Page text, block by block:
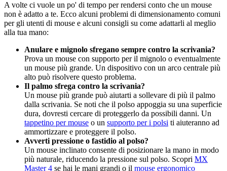
A volte ci vuole un po' di tempo per rendersi conto che un mouse
non è adatto a te. Ecco alcuni problemi di dimensionamento comuni
per gli utenti di mouse e alcuni consigli su come adattarli al meglio
alla tua mano:
Anulare e mignolo sfregano sempre contro la scrivania?
Prova un mouse con supporto per il mignolo o eventualmente
un mouse più grande. Un dispositivo con un arco centrale più
alto può risolvere questo problema.
Il palmo sfrega contro la scrivania?
Un mouse più grande può aiutarti a sollevare di più il palmo
dalla scrivania. Se noti che il polso appoggia su una superficie
dura, dovresti cercare di proteggerlo da possibili danni. Un
tappetino per mouse o un supporto per i polsi ti aiuteranno ad
ammortizzare e proteggere il polso.
Avverti pressione o fastidio al polso?
Un mouse inclinato consente di posizionare la mano in modo
più naturale, riducendo la pressione sul polso. Scopri MX
Master 4 se hai le mani grandi o il mouse ergonomico